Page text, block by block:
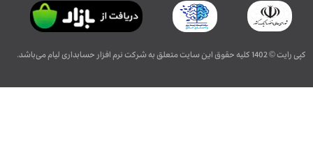
کپی رایت © 1402 کلیه حقوق این سایت متعلق به شرکت نرم افزار حسابداری لیام می‌باشد.